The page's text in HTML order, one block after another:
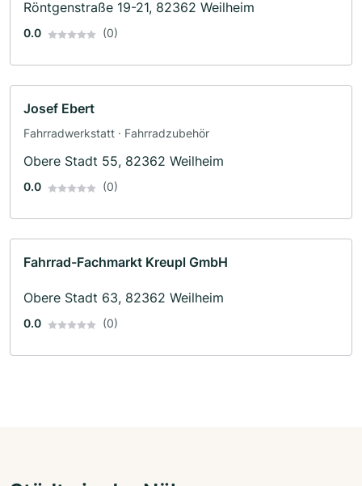
Röntgenstraße 19-21, 82362 Weilheim
0.0 (0)
Josef Ebert
Fahrradwerkstatt · Fahrradzubehör
Obere Stadt 55, 82362 Weilheim
0.0 (0)
Fahrrad-Fachmarkt Kreupl GmbH
Obere Stadt 63, 82362 Weilheim
0.0 (0)